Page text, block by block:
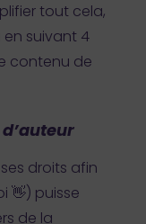
tout cela,
en suivant 4
contenu de
droits afin
👋) puisse
de la